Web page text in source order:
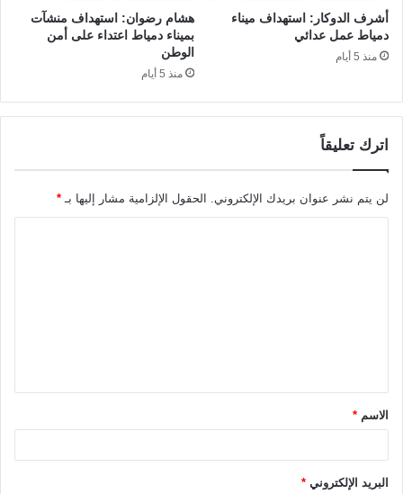
أشرف الدوكار: استهداف ميناء
دمياط عمل عدائي
منذ 5 أيام
هشام رضوان: استهداف منشآت
بميناء دمياط اعتداء على أمن
الوطن
منذ 5 أيام
اترك تعليقاً
لن يتم نشر عنوان بريدك الإلكتروني. الحقول الإلزامية مشار إليها بـ *
ق
*الاسم *
البريد الإلكتروني *